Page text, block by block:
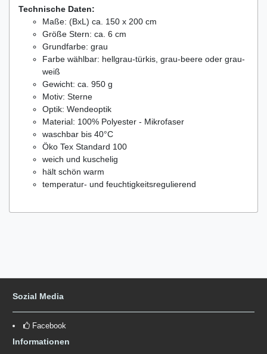
Technische Daten:
Maße: (BxL) ca. 150 x 200 cm
Größe Stern: ca. 6 cm
Grundfarbe: grau
Farbe wählbar: hellgrau-türkis, grau-beere oder grau-
weiß
Gewicht: ca. 950 g
Motiv: Sterne
Optik: Wendeoptik
Material: 100% Polyester - Mikrofaser
waschbar bis 40°C
Öko Tex Standard 100
weich und kuschelig
hält schön warm
temperatur- und feuchtigkeitsregulierend
Sozial Media
Facebook
Informationen